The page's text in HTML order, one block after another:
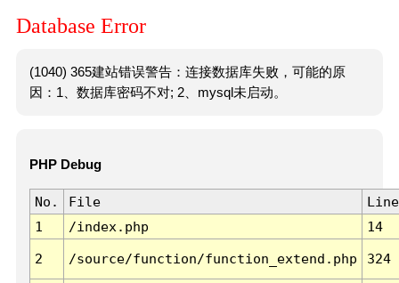
Database Error
(1040) 365建站错误警告：连接数据库失败，可能的原
因：1、数据库密码不对; 2、mysql未启动。
PHP Debug
No. File
Line
1
/index.php 14
2 /source/function/function_extend.php 324